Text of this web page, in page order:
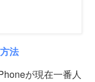
法
が現在一番人